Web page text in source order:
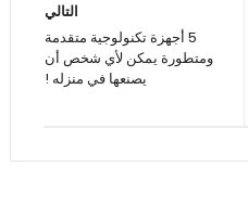
التالي
5 أجهزة تكنولوجية متقدمة
ومتطورة يمكن لأي شخص أن
يصنعها في منزله !